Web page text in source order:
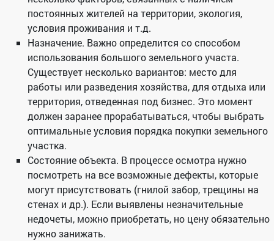
постоянных жителей на территории, экология,
условия проживания и т.д.
Назначение. Важно определится со способом
использования большого земельного участа.
Существует несколько вариантов: место для
работы или разведения хозяйства, для отдыха или
территория, отведенная под бизнес. Это момент
должен заранее прорабатываться, чтобы выбрать
оптимальные условия порядка покупки земельного
участка.
Состояние объекта. В процессе осмотра нужно
посмотреть на все возможные дефекты, которые
могут присутствовать (гнилой забор, трещины на
стенах и др.). Если выявлены незначительные
недочеты, можно приобретать, но цену обязательно
нужно занижать.